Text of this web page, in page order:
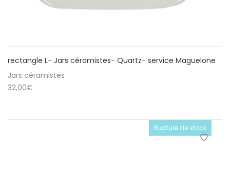
rectangle L- Jars céramistes- Quartz- service Maguelone
Jars céramistes
32,00€
Rupture de stock